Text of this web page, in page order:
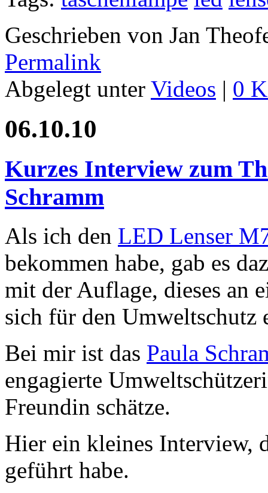
Geschrieben von Jan
Permalink
Abgelegt unter Videos | 0
06.10.10
Kurzes Interview zum
Schramm
Als ich den LED Lenser
bekommen habe, gab es
mit der Auflage, dieses an
sich für den Umweltschutz
Bei mir ist das Paula
engagierte
Freundin schätze.
Hier ein kleines Interview,
geführt habe.